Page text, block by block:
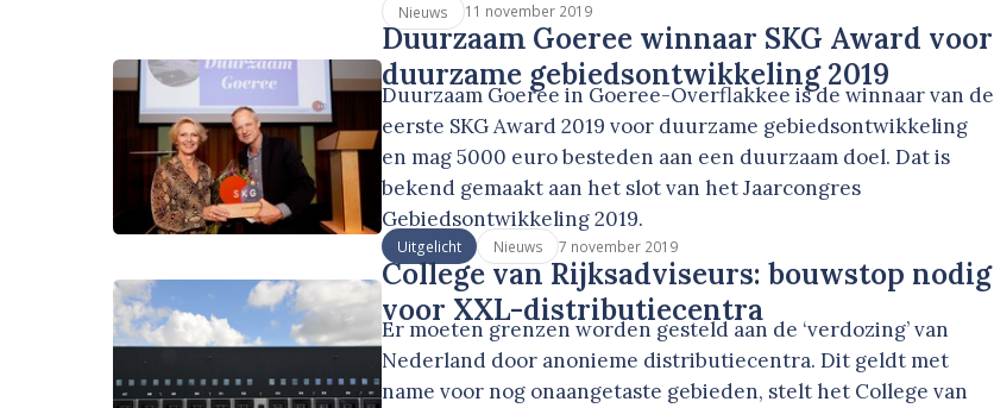
Nieuws 11 november 2019
Duurzaam Goeree winnaar SKG Award voor
duurzame gebiedsontwikkeling 2019
Duurzaam Goeree in Goeree-Overflakkee is de winnaar van de
eerste SKG Award 2019 voor duurzame gebiedsontwikkeling
en mag 5000 euro besteden aan een duurzaam doel. Dat is
bekend gemaakt aan het slot van het Jaarcongres
Gebiedsontwikkeling 2019.
Uitgelicht Nieuws 7 november 2019
College van Rijksadviseurs: bouwstop nodig
voor XXL-distributiecentra
Er moeten grenzen worden gesteld aan de ‘verdozing’ van
Nederland door anonieme distributiecentra. Dit geldt met
name voor nog onaangetaste gebieden, stelt het College van